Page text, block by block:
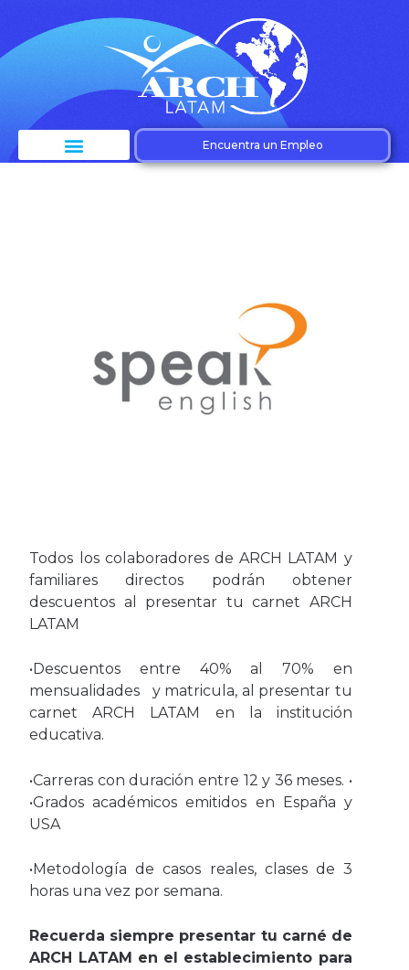
Encuentra un Empleo
Todos los colaboradores de ARCH LATAM y
familiares directos podrán obtener
descuentos al presentar tu carnet ARCH
LATAM
•Descuentos entre 40% al 70% en
mensualidades y matricula, al presentar tu
carnet ARCH LATAM en la institución
educativa.
•Carreras con duración entre 12 y 36 meses. •
•Grados académicos emitidos en España y
USA
•Metodología de casos reales, clases de 3
horas una vez por semana.
Recuerda siempre presentar tu carné de
ARCH LATAM en el establecimiento para